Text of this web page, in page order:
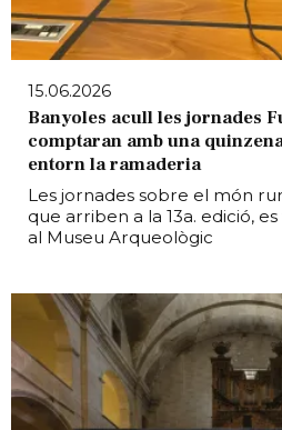
15.06.2026
Banyoles acull les jornades
comptaran amb una
entorn la ramaderia
Les jornades sobre el món
que arriben a la 13a. edició,
al Museu Arqueològic